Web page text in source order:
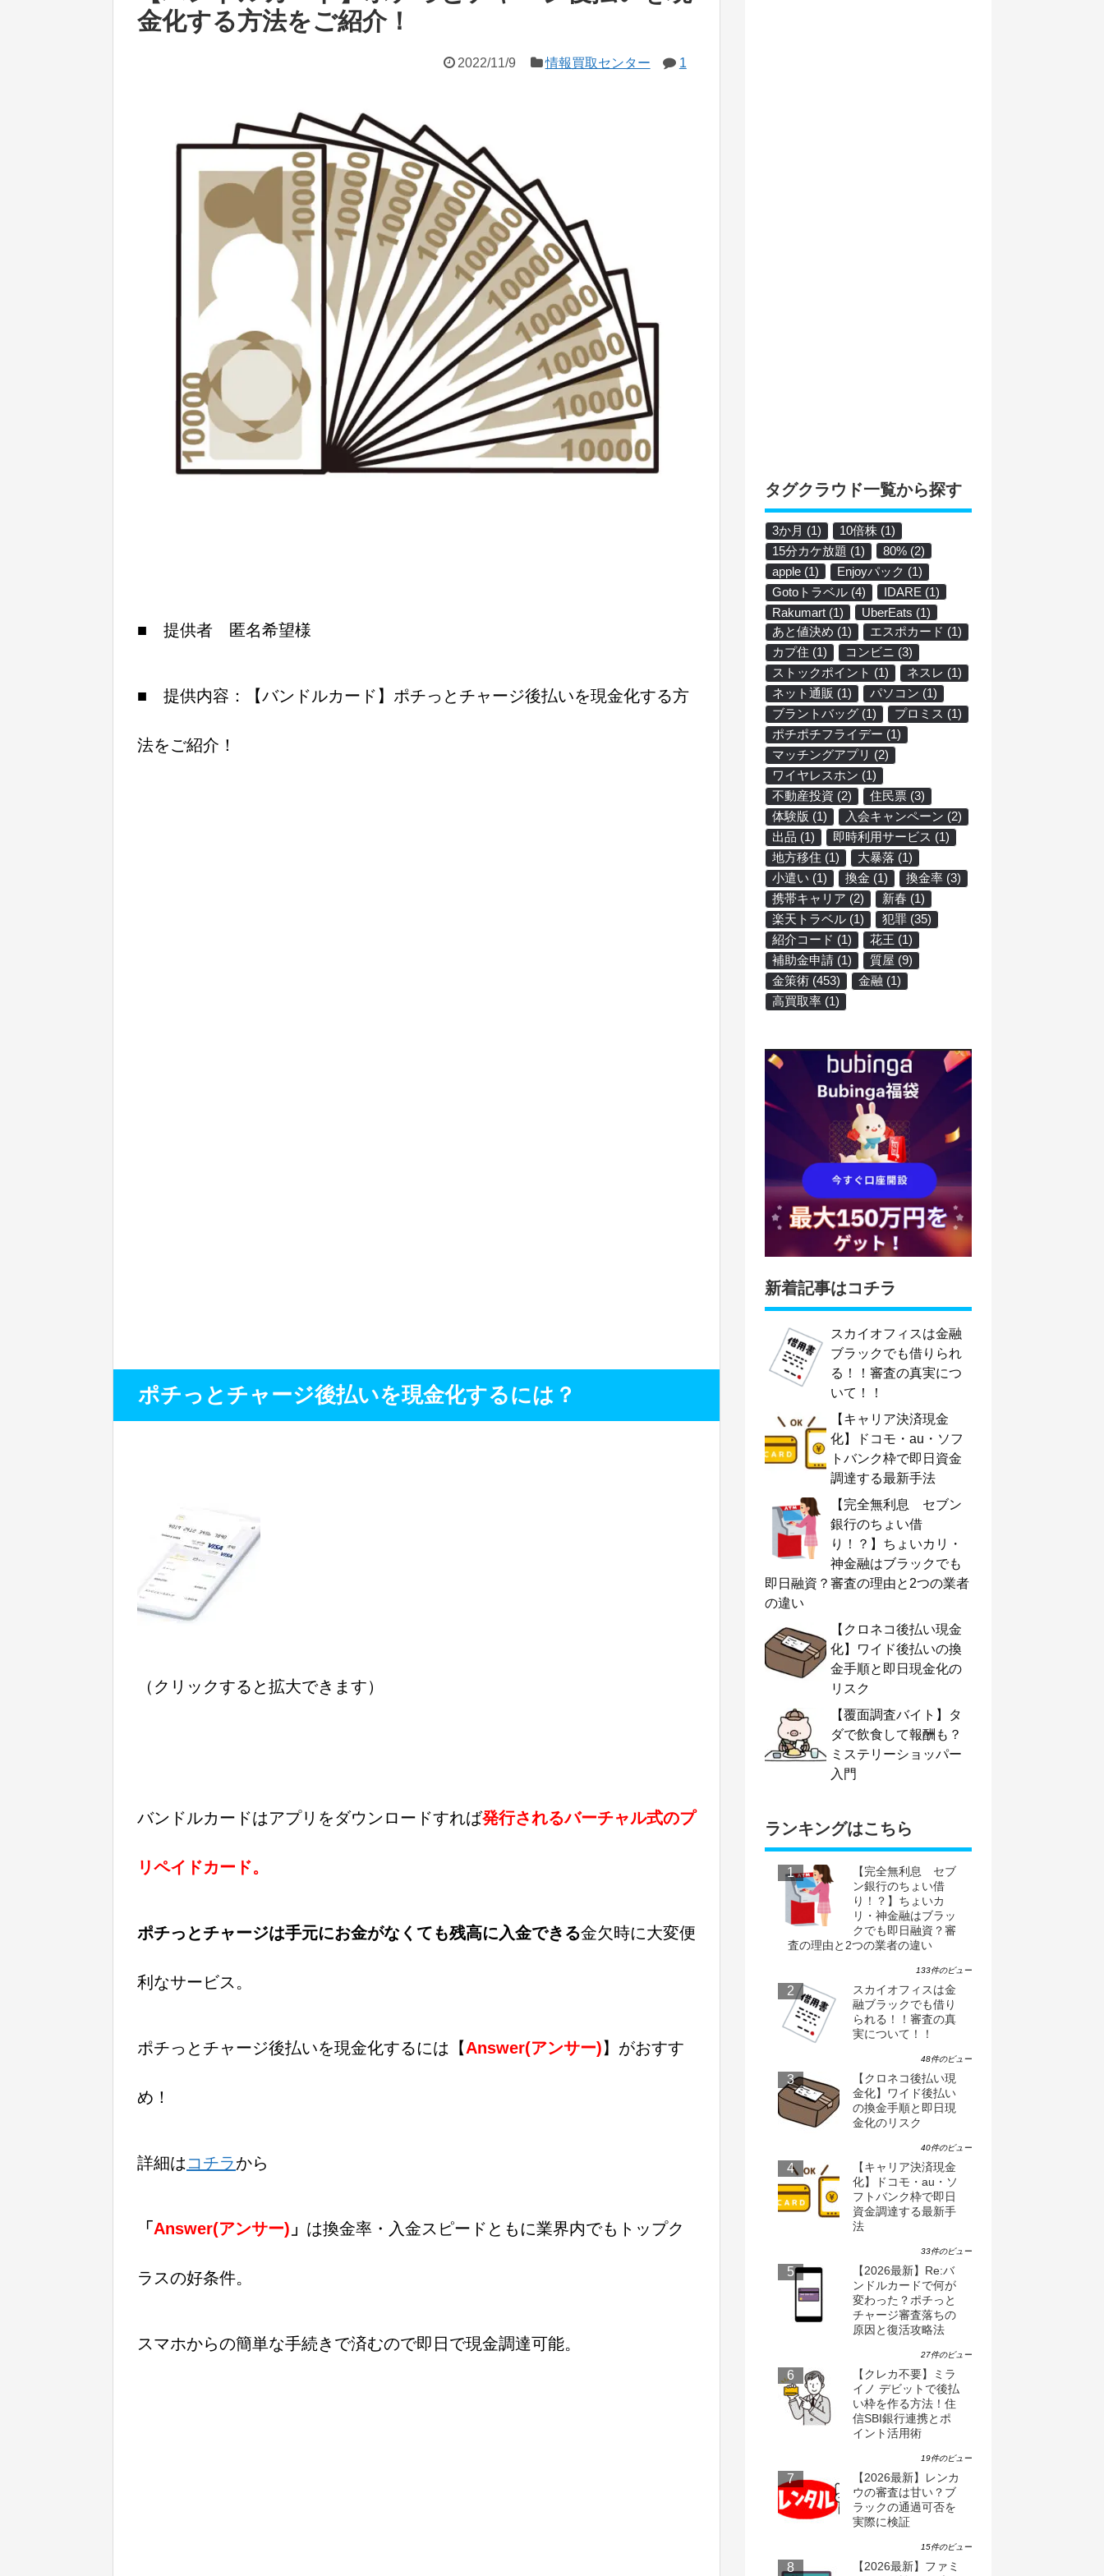
金化する方法をご紹介！
2022/11/9 情報買取センター 1
■ 提供者 匿名希望様
■ 提供内容：【バンドルカード】ポチっとチャージ後払いを現金化する方
法をご紹介！
ポチっとチャージ後払いを現金化するには？
（クリックすると拡大できます）
バンドルカードはアプリをダウンロードすれば発行されるバーチャル式のプ
リペイドカード。
ポチっとチャージは手元にお金がなくても残高に入金できる金欠時に大変便
利なサービス。
ポチっとチャージ後払いを現金化するには【Answer(アンサー)】がおすす
め！
詳細は コチラから
「 Answer(アンサー) 」 は換金率・入金スピードともに業界内でもトップク
ラスの好条件。
スマホからの簡単な手続きで済むので即日で現金調達可能。
タグクラウド一覧から探す
3か月 (1) 10倍株 (1)
15分カケ放題 (1) 80% (2)
apple (1) Enjoyパック (1)
Gotoトラベル (4) IDARE (1)
Rakumart (1) UberEats (1)
あと値決め (1) エスポカード (1)
カプ住 (1) コンビニ (3)
ストックポイント (1) ネスレ (1)
ネット通販 (1) パソコン (1)
ブラントバッグ (1) プロミス (1)
ポチポチフライデー (1)
マッチングアプリ (2)
ワイヤレスホン (1)
不動産投資 (2) 住民票 (3)
体験版 (1) 入会キャンペーン (2)
出品 (1) 即時利用サービス (1)
地方移住 (1) 大暴落 (1)
小遣い (1) 換金 (1) 換金率 (3)
携帯キャリア (2) 新春 (1)
楽天トラベル (1) 犯罪 (35)
紹介コード (1) 花王 (1)
補助金申請 (1) 質屋 (9)
金策術 (453) 金融 (1)
高買取率 (1)
新着記事はコチラ
スカイオフィスは金融
ブラックでも借りられ
る！！審査の真実につ
いて！！
【キャリア決済現金
化】ドコモ・au・ソフ
トバンク枠で即日資金
調達する最新手法
【完全無利息 セブン
銀行のちょい借
り！？】ちょいカリ・
神金融はブラックでも
即日融資？審査の理由と2つの業者
の違い
【クロネコ後払い現金
化】ワイド後払いの換
金手順と即日現金化の
リスク
【覆面調査バイト】タ
ダで飲食して報酬も？
ミステリーショッパー
入門
ランキングはこちら
【完全無利息 セブ
ン銀行のちょい借
り！？】ちょいカ
リ・神金融はブラッ
クでも即日融資？審
査の理由と2つの業者の違い
133件のビュー
スカイオフィスは金
融ブラックでも借り
られる！！審査の真
実について！！
48件のビュー
【クロネコ後払い現
金化】ワイド後払い
の換金手順と即日現
金化のリスク
40件のビュー
【キャリア決済現金
化】ドコモ・au・ソ
フトバンク枠で即日
資金調達する最新手
法
33件のビュー
【2026最新】Re:バ
ンドルカードで何が
変わった？ポチっと
チャージ審査落ちの
原因と復活攻略法
27件のビュー
【クレカ不要】ミラ
イノ デビットで後払
い枠を作る方法！住
信SBI銀行連携とポ
イント活用術
19件のビュー
【2026最新】レンカ
ウの審査は甘い？ブ
ラックの通過可否を
実際に検証
15件のビュー
【2026最新】ファミ